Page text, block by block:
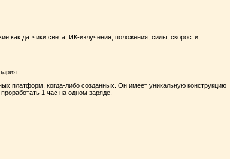
как датчики света, ИК-излучения, положения, силы, скорости,
платформ, когда-либо созданных. Он имеет уникальную конструкцию
1 час на одном заряде.